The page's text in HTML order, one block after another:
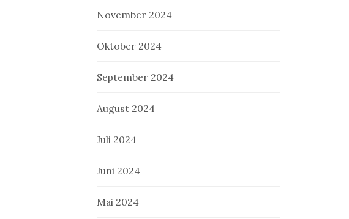
November 2024
Oktober 2024
September 2024
August 2024
Juli 2024
Juni 2024
Mai 2024